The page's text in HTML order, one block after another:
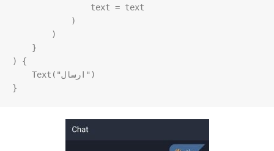
text = text
) {
Text ( "ارسال" )
}